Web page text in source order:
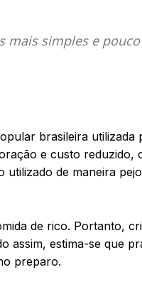
mais simples e
brasileira utilizada
e custo reduzido,
de maneira
de rico. Portanto,
assim, estima-se que
preparo.